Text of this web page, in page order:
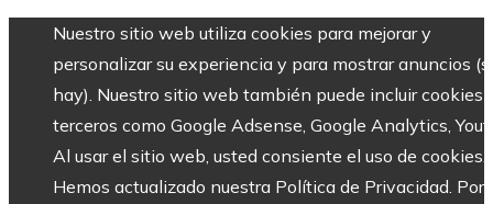
Nuestro sitio web utiliza cookies para mejorar y
personalizar su experiencia y para mostrar anuncios
hay). Nuestro sitio web también puede incluir cookies
terceros como Google Adsense, Google Analytics,
Al usar el sitio web, usted consiente el uso de cookies.
Hemos actualizado nuestra Política de Privacidad. Por